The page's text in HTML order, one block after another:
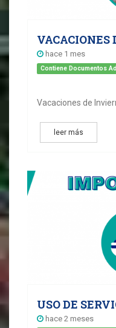
VACACIONES
hace 1 mes
Contiene Documentos
Vacaciones de
leer más
USO DE
hace 2 meses